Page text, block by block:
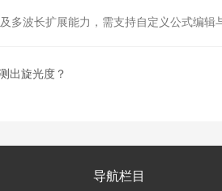
波长扩展能力，需支持自定义公式编辑
出旋光度？
导航栏目